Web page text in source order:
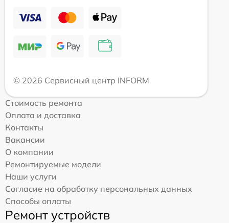
© 2026 Сервисный центр INFORM
Стоимость ремонта
Оплата и доставка
Контакты
Вакансии
О компании
Ремонтируемые модели
Наши услуги
Согласие на обработку персональных данных
Способы оплаты
Ремонт устройств